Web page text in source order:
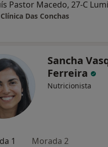
Das Conchas
Sancha
Ferreira
Nutricionista
1 Morada 2